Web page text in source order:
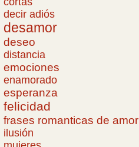
decir adiós
desamor
deseo
distancia
emociones
enamorado
esperanza
felicidad
frases romanticas de amor
ilusión